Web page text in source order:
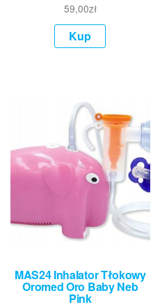
59,00zł
Kup
MAS24 Inhalator Tłokowy
Oromed Oro Baby Neb
Pink